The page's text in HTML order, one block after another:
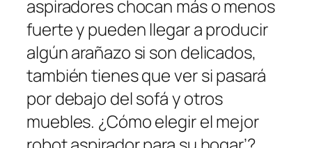
aspiradores chocan más o menos
fuerte y pueden llegar a producir
algún arañazo si son delicados,
también tienes que ver si pasará
por debajo del sofá y otros
muebles. ¿Cómo elegir el mejor